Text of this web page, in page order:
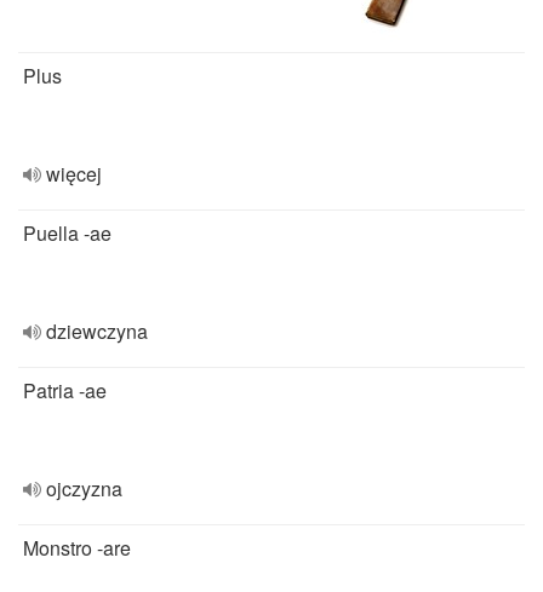
Plus
więcej
Puella -ae
dziewczyna
Patria -ae
ojczyzna
Monstro -are